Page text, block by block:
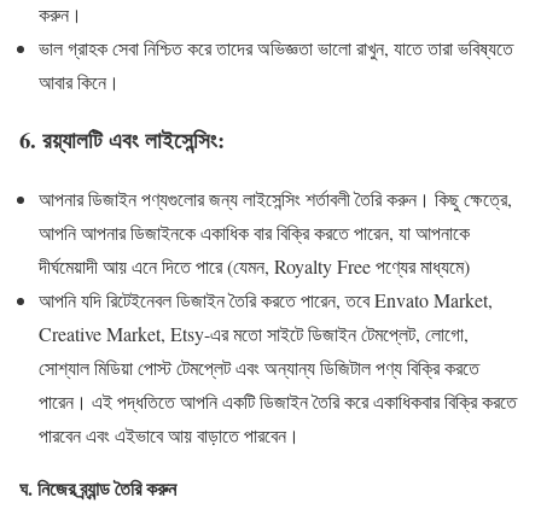
করুন।
ভাল গ্রাহক সেবা নিশ্চিত করে তাদের অভিজ্ঞতা ভালো রাখুন, যাতে তারা ভবিষ্যতে
আবার কিনে।
6. রয়্যালটি এবং লাইসেন্সিং:
আপনার ডিজাইন পণ্যগুলোর জন্য লাইসেন্সিং শর্তাবলী তৈরি করুন। কিছু ক্ষেত্রে,
আপনি আপনার ডিজাইনকে একাধিক বার বিক্রি করতে পারেন, যা আপনাকে
দীর্ঘমেয়াদী আয় এনে দিতে পারে (যেমন, Royalty Free পণ্যের মাধ্যমে)
আপনি যদি রিটেইনেবল ডিজাইন তৈরি করতে পারেন, তবে Envato Market,
Creative Market, Etsy-এর মতো সাইটে ডিজাইন টেমপ্লেট, লোগো,
সোশ্যাল মিডিয়া পোস্ট টেমপ্লেট এবং অন্যান্য ডিজিটাল পণ্য বিক্রি করতে
পারেন। এই পদ্ধতিতে আপনি একটি ডিজাইন তৈরি করে একাধিকবার বিক্রি করতে
পারবেন এবং এইভাবে আয় বাড়াতে পারবেন।
ঘ. নিজের ব্র্যান্ড তৈরি করুন